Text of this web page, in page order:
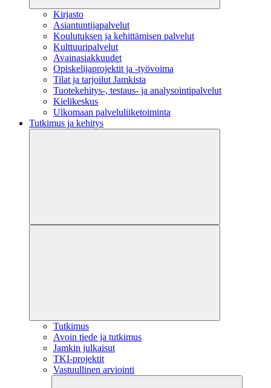
Kirjasto
Asiantuntijapalvelut
Koulutuksen ja kehittämisen palvelut
Kulttuuripalvelut
Avainasiakkuudet
Opiskelijaprojektit​ ja -työvoima
Tilat ja tarjoilut Jamkista
Tuotekehitys-, testaus- ja analysointipalvelut
Kielikeskus
Ulkomaan palveluliiketoiminta
Tutkimus ja kehitys
Tutkimus
Avoin tiede ja tutkimus
Jamkin julkaisut
TKI-projektit
Vastuullinen arviointi